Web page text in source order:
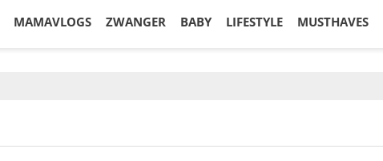
MAMAVLOGS ZWANGER BABY LIFESTYLE MUSTHAVES